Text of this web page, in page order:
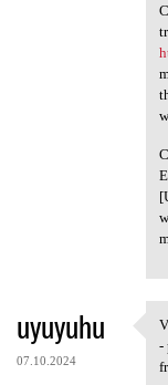
uyuyuhu
07.10.2024
-